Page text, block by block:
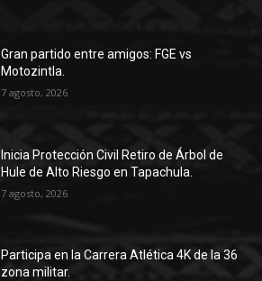
Gran partido entre amigos: FGE vs
Motozintla.
7 agosto, 2026
Inicia Protección Civil Retiro de Árbol de
Hule de Alto Riesgo en Tapachula.
7 agosto, 2026
Participa en la Carrera Atlética 4K de la 36
zona militar.